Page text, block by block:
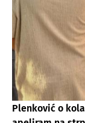
Plenković o